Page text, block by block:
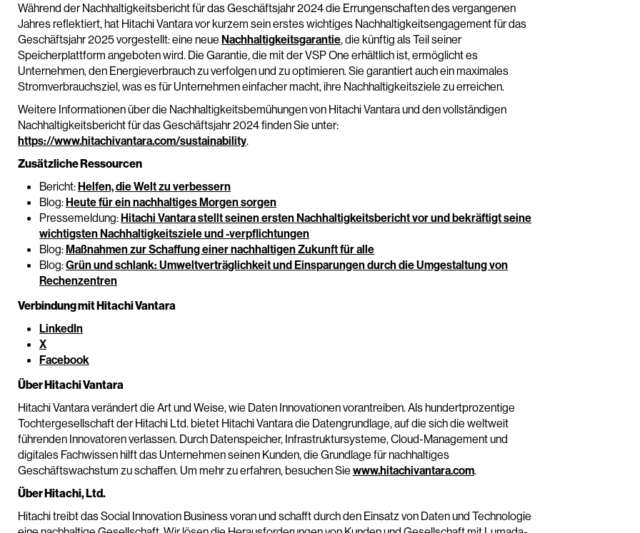
Während der Nachhaltigkeitsbericht für das Geschäftsjahr 2024 die Errungenschaften des vergangenen
Jahres reflektiert, hat Hitachi Vantara vor kurzem sein erstes wichtiges Nachhaltigkeitsengagement für das
Geschäftsjahr 2025 vorgestellt: eine neue Nachhaltigkeitsgarantie, die künftig als Teil seiner
Speicherplattform angeboten wird. Die Garantie, die mit der VSP One erhältlich ist, ermöglicht es
Unternehmen, den Energieverbrauch zu verfolgen und zu optimieren. Sie garantiert auch ein maximales
Stromverbrauchsziel, was es für Unternehmen einfacher macht, ihre Nachhaltigkeitsziele zu erreichen.
Weitere Informationen über die Nachhaltigkeitsbemühungen von Hitachi Vantara und den vollständigen
Nachhaltigkeitsbericht für das Geschäftsjahr 2024 finden Sie unter:
https://www.hitachivantara.com/sustainability.
Zusätzliche Ressourcen
Bericht:Helfen, die Welt zu verbessern
Blog:Heute für ein nachhaltiges Morgen sorgen
Pressemeldung:Hitachi Vantara stellt seinen ersten Nachhaltigkeitsbericht vor und bekräftigt seine
wichtigsten Nachhaltigkeitsziele und -verpflichtungen
Blog:Maßnahmen zur Schaffung einer nachhaltigen Zukunft für alle
Blog:Grün und schlank: Umweltverträglichkeit und Einsparungen durch die Umgestaltung von
Rechenzentren
Verbindung mit Hitachi Vantara
LinkedIn
X
Facebook
Über Hitachi Vantara
Hitachi Vantara verändert die Art und Weise, wie Daten Innovationen vorantreiben. Als hundertprozentige
Tochtergesellschaft der Hitachi Ltd. bietet Hitachi Vantara die Datengrundlage, auf die sich die weltweit
führenden Innovatoren verlassen. Durch Datenspeicher, Infrastruktursysteme, Cloud-Management und
digitales Fachwissen hilft das Unternehmen seinen Kunden, die Grundlage für nachhaltiges
Geschäftswachstum zu schaffen. Um mehr zu erfahren, besuchen Sie www.hitachivantara.com.
Über Hitachi, Ltd.
Hitachi treibt das Social Innovation Business voran und schafft durch den Einsatz von Daten und Technologie